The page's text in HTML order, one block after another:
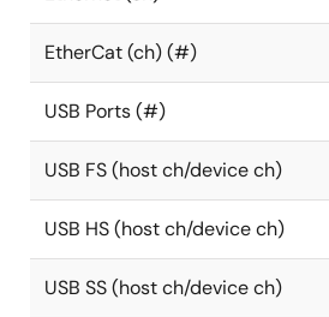
EtherCat (ch) (#)
USB Ports (#)
USB FS (host ch/device ch)
USB HS (host ch/device ch)
USB SS (host ch/device ch)